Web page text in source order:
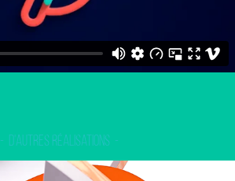
-  D'autres réalisations  -